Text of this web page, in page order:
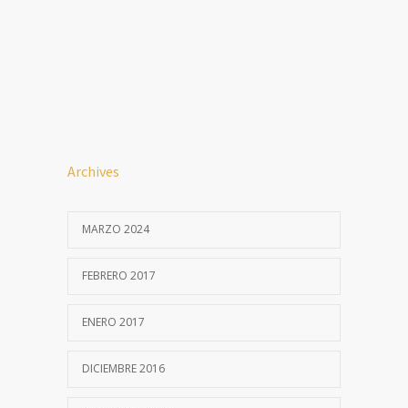
Archives
MARZO 2024
FEBRERO 2017
ENERO 2017
DICIEMBRE 2016